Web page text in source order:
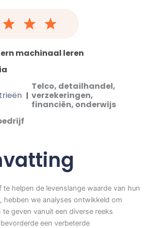
machinaal leren
Telco, detailhandel,
verzekeringen,
financiën, onderwijs
te helpen de levenslange waarde van hun
hebben we analyses ontwikkeld om
geven vanuit een diverse reeks
een verbeterde